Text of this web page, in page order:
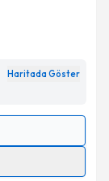
Haritada Göster